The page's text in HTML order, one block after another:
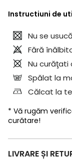
Instructiuni de
Nu se
Fără
Nu curăţati
Spălat la
Călcat la
* Vă rugăm
curătare!
LIVRARE ȘI